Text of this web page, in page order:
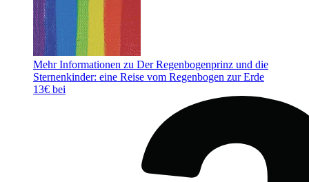
Mehr Informationen zu Der Regenbogenprinz und die
Sternenkinder: eine Reise vom Regenbogen zur Erde
13€ bei